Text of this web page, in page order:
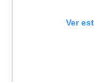
Ver